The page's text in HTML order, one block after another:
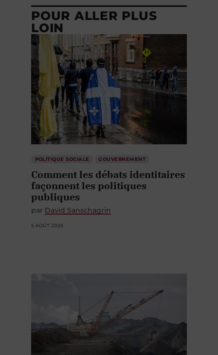
POUR ALLER PLUS
LOIN
POLITIQUE SOCIALE GOUVERNEMENT
Comment les débats identitaires
façonnent les politiques
publiques
par David Sanschagrin
5 AOÛT 2026